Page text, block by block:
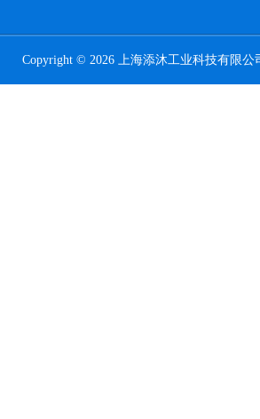
Copyright © 2026 上海添沐工业科技有限公